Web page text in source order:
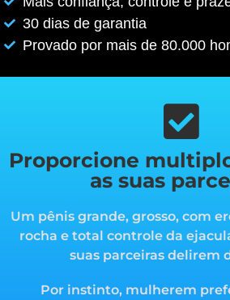
30 dias de garantia
Provado por mais de 80.000
Proporcione
as suas
Um pênis grande, grosso, com
rocha e total controle da
suas parceiras delirem
Por instinto, mulherem